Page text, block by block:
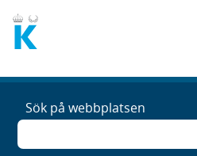
Sök på webbplatsen